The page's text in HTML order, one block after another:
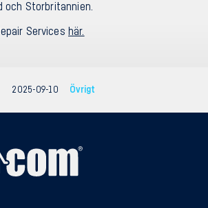
och Storbritannien.
Services här.
2025-09-10 Övrigt